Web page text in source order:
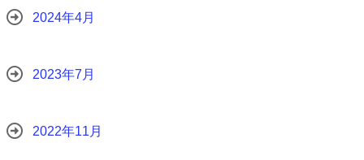
2024年4月
2023年7月
2022年11月